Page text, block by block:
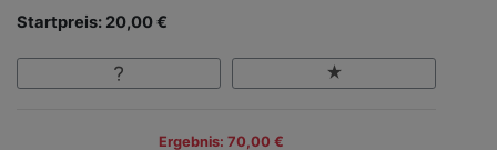
Startpreis: 20,00 €
Ergebnis: 70,00 €